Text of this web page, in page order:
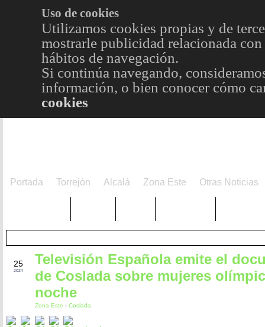
Uso de cookies
Utilizamos cookies propias y de
mostrarle publicidad relacionada
hábitos de navegación.
Si continúa navegando,
información, o bien conocer cómo
cookies
Portada Torrejón Alcalá Zona Este Otras Noticias
25
2024
Televisión Española emite el
de Coslada sobre mujeres
noche
Zona Este - Coslada